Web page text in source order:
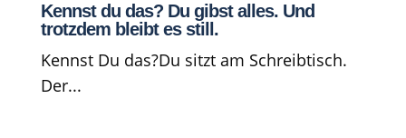
Kennst du das? Du gibst alles. Und
trotzdem bleibt es still.
Kennst Du das?Du sitzt am Schreibtisch.
Der...